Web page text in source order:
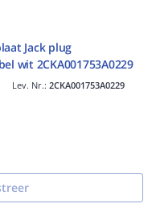
Jack plug
wit 2CKA001753A0229
Lev. Nr.: 2CKA001753A0229